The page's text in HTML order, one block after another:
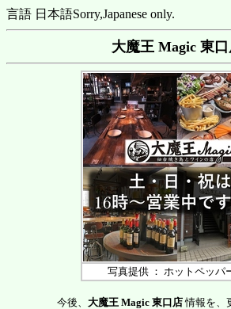
言語 日本語Sorry,Japanese only.
大魔王 Magic 東
写真提供 ： ホットペッパ
今後、 大魔王 Magic 東口店情報を、